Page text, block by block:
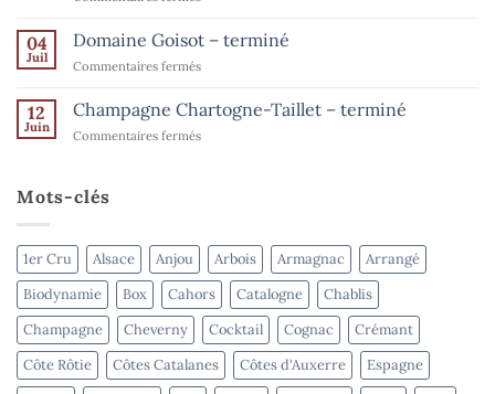
15
août
Bordeaux
Ventes
de
l’été
Spiritueux
04
Juil
Domaine Goisot – terminé
Commentaires ferméssur
Goisot
–
terminé
12
Juin
Champagne Chartogne-Taillet – terminé
Commentaires ferméssur
Mots-clés
1er Cru Alsace Anjou Arbois Armagnac
Arrangé
Biodynamie
Box Cahors Catalogne
Chablis
Champagne
Cheverny Cocktail Cognac
Crémant
Côte Rôtie
Côtes Catalanes Côtes d'Auxerre
Espagne